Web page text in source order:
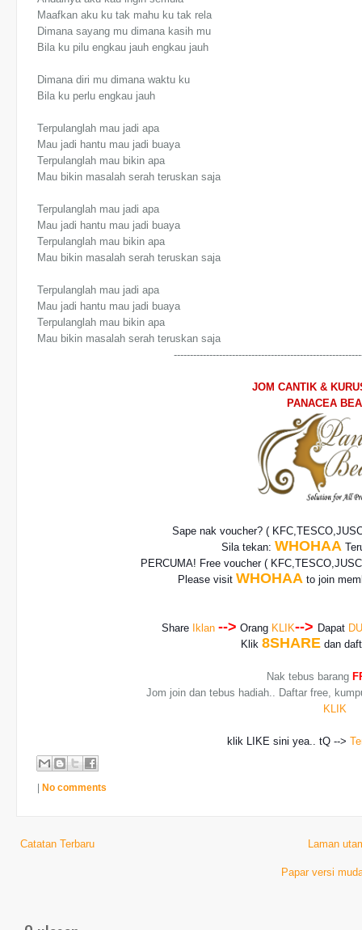
Maafkan aku ku tak mahu ku tak rela
Dimana sayang mu dimana kasih mu
Bila ku pilu engkau jauh engkau jauh
Dimana diri mu dimana waktu ku
Bila ku perlu engkau jauh
Terpulanglah mau jadi apa
Mau jadi hantu mau jadi buaya
Terpulanglah mau bikin apa
Mau bikin masalah serah teruskan saja
Terpulanglah mau jadi apa
Mau jadi hantu mau jadi buaya
Terpulanglah mau bikin apa
Mau bikin masalah serah teruskan saja
Terpulanglah mau jadi apa
Mau jadi hantu mau jadi buaya
Terpulanglah mau bikin apa
Mau bikin masalah serah teruskan saja
JOM CANTIK &
PANACEA
Sape nak voucher? (
Sila tekan: WHOHAA
PERCUMA! Free voucher(
Please visitWHOHAA to join
Share Iklan --> Orang KLIK--> Dapat
Klik8SHARE dan
Nak tebus barang
Jom join dan tebus hadiah.. Daftar free,
KLIK
klik LIKE sini yea.. tQ -->
| No comments
Catatan Terbaru Laman
Papar versi